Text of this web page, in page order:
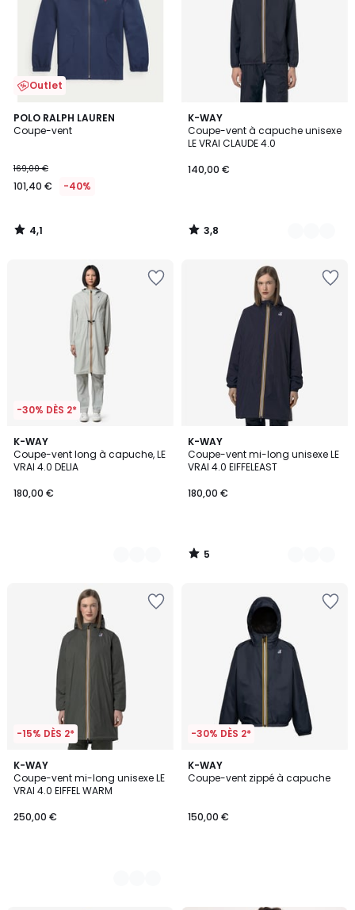
Outlet
POLO RALPH LAUREN
Coupe-vent
169,00 €
101,40 € -40%
4,1
/ 5
4,1
/
K-WAY
Coupe-vent à capuche unisexe
LE VRAI CLAUDE 4.0
140,00 €
3,8
/ 5
11
Couleurs
3,8
/
-30% DÈS 2*
K-WAY
Coupe-vent long à capuche, LE
VRAI 4.0 DELIA
180,00 €
3
Couleurs
K-WAY
Coupe-vent mi-long unisexe LE
VRAI 4.0 EIFFELEAST
180,00 €
5
/
5
3
Couleurs
5
/
-15% DÈS 2*
K-WAY
Coupe-vent mi-long unisexe LE
VRAI 4.0 EIFFEL WARM
250,00 €
2
Couleurs
-30% DÈS 2*
K-WAY
Coupe-vent zippé à capuche
150,00 €